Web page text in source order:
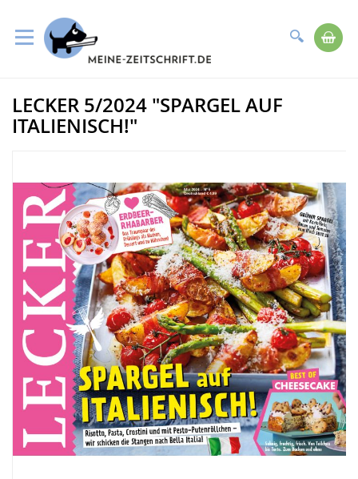
Suche
zum
Inhalt
Zum
Ende
der
LECKER 5/2024 "SPARGEL AUF
ITALIENISCH!"